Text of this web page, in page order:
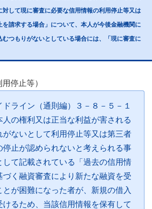
対して現に審査に必要な信用情報の利用停止等又は
を請求する場合」について、本人が今後金融機関に
むつもりがないとしている場合には、「現に審査に
停止等）
ドライン（通則編）３－８－５－１
人の権利又は正当な利益が害される
がないとして利用停止等又は第三者
停止が認められないと考えられる事
して記載されている「過去の信用情
づく融資審査により新たな融資を受
とが困難になった者が、新規の借入
けるため、当該信用情報を保有して